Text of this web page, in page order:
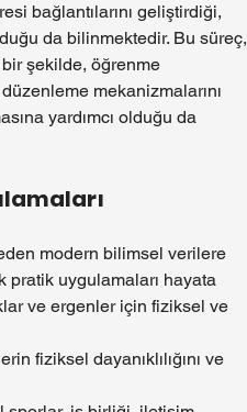
bağlantılarını geliştirdiği,
da bilinmektedir. Bu süreç,
şekilde, öğrenme
mekanizmalarını
yardımcı olduğu da
modern bilimsel verilere
pratik uygulamaları hayata
ve ergenler için fiziksel ve
fiziksel dayanıklılığını ve